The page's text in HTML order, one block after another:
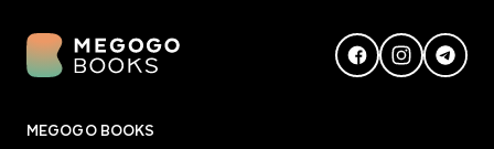
MEGOGO BOOKS